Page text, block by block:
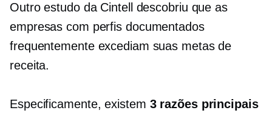
Outro estudo da Cintell descobriu que as
empresas com perfis documentados
frequentemente excediam suas metas de
receita.
Especificamente, existem 3 razões principais